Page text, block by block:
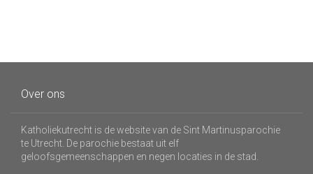
Over ons
Katholiekutrecht is de website van de Sint Martinusparochie
te Utrecht. De parochie bestaat uit elf
geloofsgemeenschappen en negen locaties in de stad.